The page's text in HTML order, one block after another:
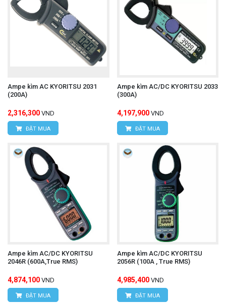
Ampe kìm AC KYORITSU 2031
(200A)
2,316,300 VND
ĐẶT MUA
Ampe kìm AC/DC KYORITSU 2033
(300A)
4,197,900 VND
ĐẶT MUA
Ampe kìm AC/DC KYORITSU
2046R (600A,True RMS)
4,874,100 VND
ĐẶT MUA
Ampe kìm AC/DC KYORITSU
2056R (100A , True RMS)
4,985,400 VND
ĐẶT MUA